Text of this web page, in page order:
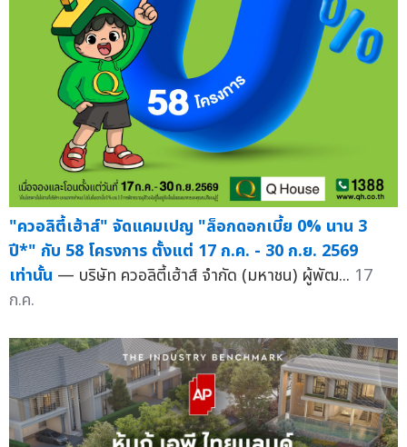
"ควอลิตี้เฮ้าส์" จัดแคมเปญ "ล็อกดอกเบี้ย 0% นาน 3
ปี*" กับ 58 โครงการ ตั้งแต่ 17 ก.ค. - 30 ก.ย. 2569
เท่านั้น — บริษัท ควอลิตี้เฮ้าส์ จำกัด (มหาชน) ผู้พัฒ... 17
ก.ค.